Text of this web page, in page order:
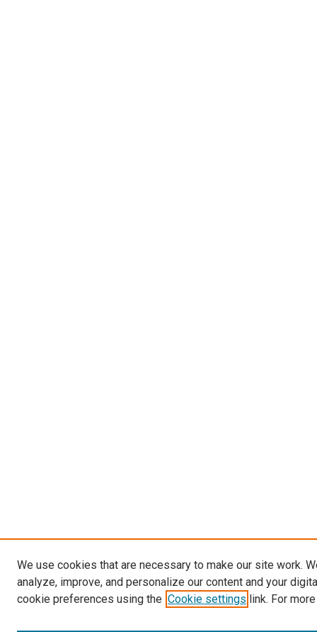
We use cookies that are necessary to make our site work.
analyze, improve, and personalize our content and your
cookie preferences using the Cookie settings link. For